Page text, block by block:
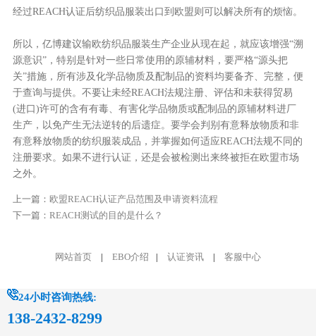
经过REACH认证后纺织品服装出口到欧盟则可以解决所有的烦恼。
所以，亿博建议输欧纺织品服装生产企业从现在起，就应该增强“溯
源意识”，特别是针对一些日常使用的原辅材料，要严格“源头把
关”措施，所有涉及化学品物质及配制品的资料均要备齐、完整，便
于查询与提供。不要让未经REACH法规注册、评估和未获得贸易
(进口)许可的含有有毒、有害化学品物质或配制品的原辅材料进厂
生产，以免产生无法逆转的后遗症。要学会判别有意释放物质和非
有意释放物质的纺织服装成品，并掌握如何适应REACH法规不同的
注册要求。如果不进行认证，还是会被检测出来终被拒在欧盟市场
之外。
上一篇： 欧盟REACH认证产品范围及申请资料流程
下一篇： REACH测试的目的是什么？
网站首页 | EBO介绍 | 认证资讯 | 客服中心
24小时咨询热线:
138-2432-8299